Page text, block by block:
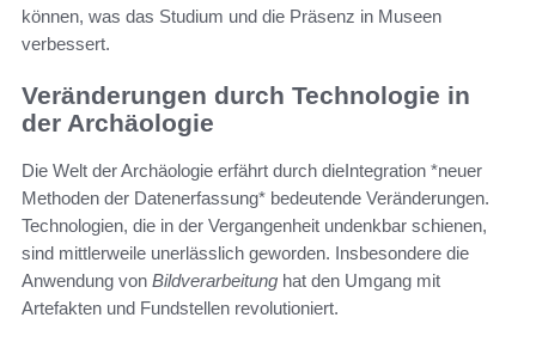
können, was das Studium und die Präsenz in Museen
verbessert.
Veränderungen durch Technologie in
der Archäologie
Die Welt der Archäologie erfährt durch dieIntegration *neuer
Methoden der Datenerfassung* bedeutende Veränderungen.
Technologien, die in der Vergangenheit undenkbar schienen,
sind mittlerweile unerlässlich geworden. Insbesondere die
Anwendung von Bildverarbeitung hat den Umgang mit
Artefakten und Fundstellen revolutioniert.